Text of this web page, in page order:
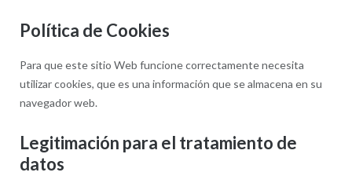
Política de Cookies
Para que este sitio Web funcione correctamente necesita
utilizar cookies, que es una información que se almacena en su
navegador web.
Legitimación para el tratamiento de
datos